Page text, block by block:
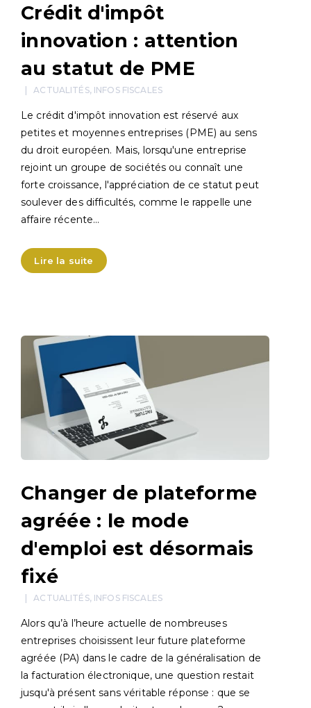
Crédit d'impôt
innovation : attention
au statut de PME
ACTUALITÉS, INFOS FISCALES
Le crédit d'impôt innovation est réservé aux
petites et moyennes entreprises (PME) au sens
du droit européen. Mais, lorsqu'une entreprise
rejoint un groupe de sociétés ou connaît une
forte croissance, l'appréciation de ce statut peut
soulever des difficultés, comme le rappelle une
affaire récente…
Lire la suite
Changer de plateforme
agréée : le mode
d'emploi est désormais
fixé
ACTUALITÉS, INFOS FISCALES
Alors qu’à l’heure actuelle de nombreuses
entreprises choisissent leur future plateforme
agréée (PA) dans le cadre de la généralisation de
la facturation électronique, une question restait
jusqu'à présent sans véritable réponse : que se